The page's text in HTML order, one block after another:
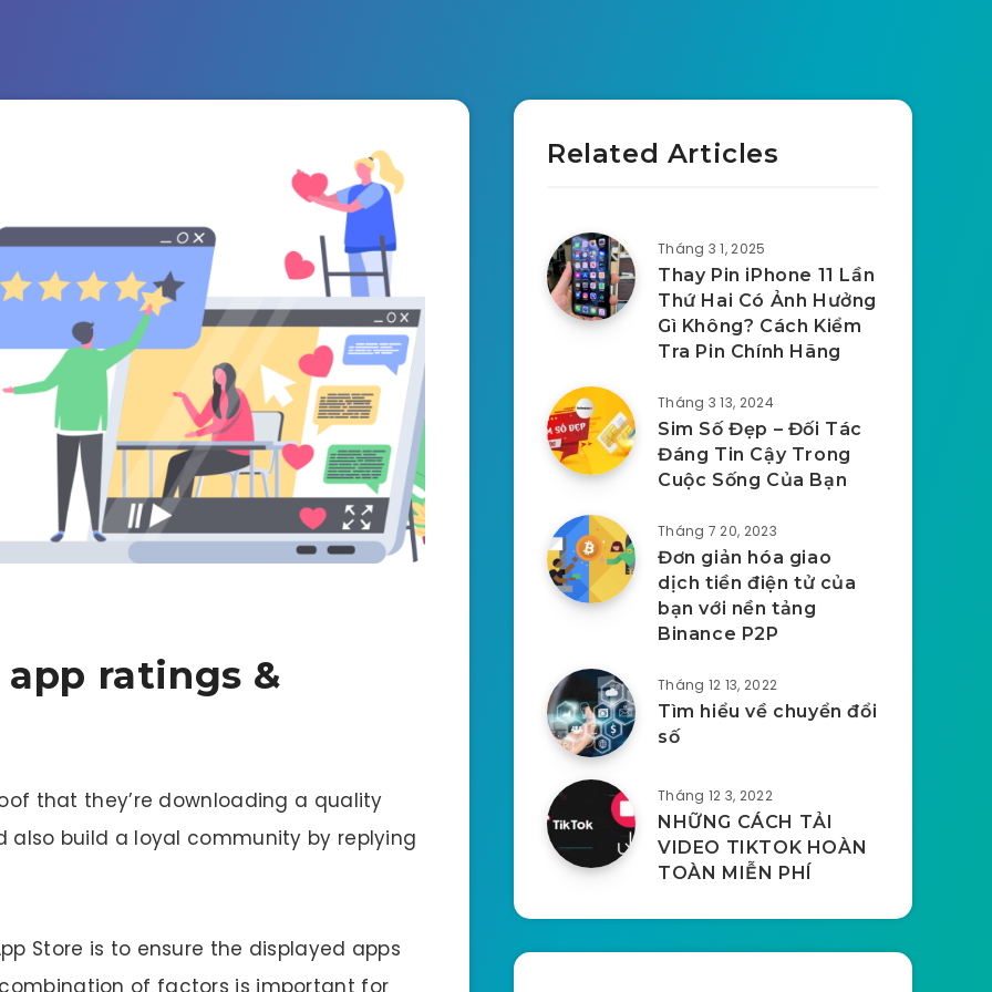
ratings &
that they’re downloading a quality
also build a loyal community by replying
Store is to ensure the displayed apps
of factors is important for
Related Articles
Tháng 3 1, 2025
Thay Pin iPhone 11 Lần
Thứ Hai Có Ảnh Hưởng
Gì Không? Cách Kiểm
Tra Pin Chính Hãng
Tháng 3 13, 2024
Sim Số Đẹp – Đối Tác
Đáng Tin Cậy Trong
Cuộc Sống Của Bạn
Tháng 7 20, 2023
Đơn giản hóa giao
dịch tiền điện tử của
bạn với nền tảng
Binance P2P
Tháng 12 13, 2022
Tìm hiểu về chuyển đổi
số
Tháng 12 3, 2022
NHỮNG CÁCH TẢI
VIDEO TIKTOK HOÀN
TOÀN MIỄN PHÍ